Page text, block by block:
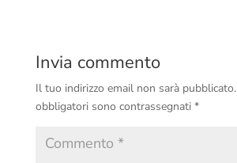
Invia commento
Il tuo indirizzo email non sarà pubblicato.
obbligatori sono contrassegnati *